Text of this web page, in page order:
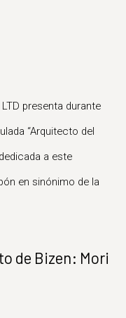
presenta durante
“Arquitecto del
a este
en sinónimo de la
de Bizen: Mori